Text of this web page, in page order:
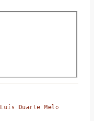
Luís Duarte Melo